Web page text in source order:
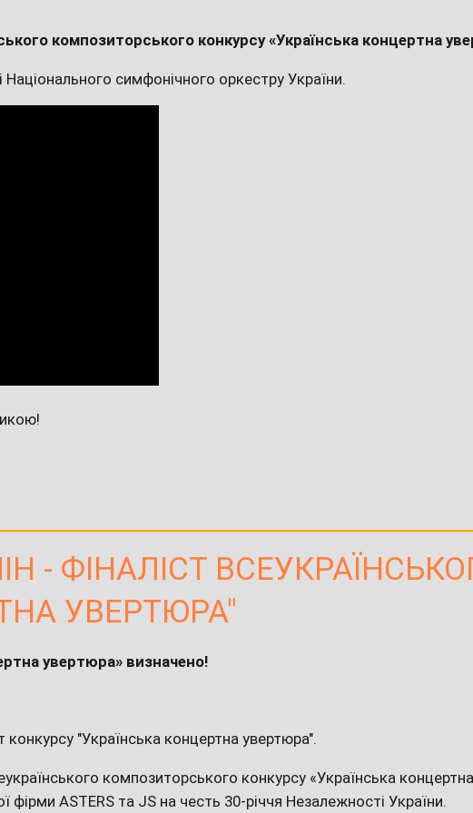
композиторського конкурсу «Українська концертна
симфонічного оркестру України.
- ФІНАЛІСТ
УВЕРТЮРА"
увертюра» визначено!
"Українська концертна увертюра".
композиторського конкурсу «Українська
ASTERS та JS на честь 30-річчя Незалежності України.